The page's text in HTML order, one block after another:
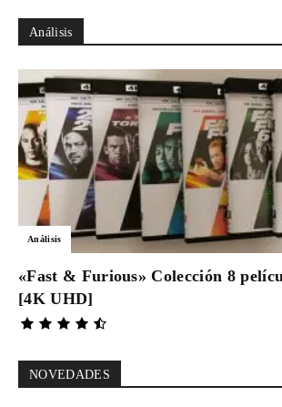
Análisis
Análisis
«Fast & Furious» Colección 8
[4K UHD]
NOVEDADES